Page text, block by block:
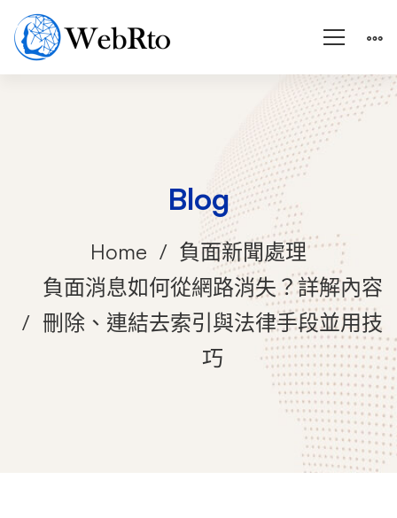
Blog
Home
負面新聞處理
負面消息如何從網路消失？詳解內容
刪除、連結去索引與法律手段並用技
巧